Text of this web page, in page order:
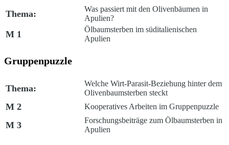
Thema:
Was passiert mit den Olivenbäumen in
Apulien?
M 1
Ölbaumsterben im süditalienischen
Apulien
Gruppenpuzzle
Thema:
Welche Wirt-Parasit-Beziehung hinter dem
Olivenbaumsterben steckt
M 2 Kooperatives Arbeiten im Gruppenpuzzle
M 3
Forschungsbeiträge zum Ölbaumsterben in
Apulien